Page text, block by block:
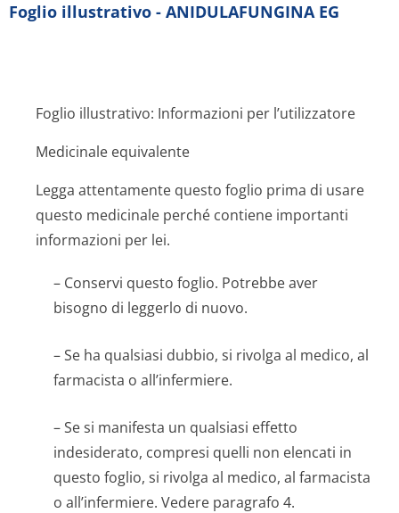
Foglio illustrativo - ANIDULAFUNGINA EG
Foglio illustrativo: Informazioni per l’utilizzatore
Medicinale equivalente
Legga attentamente questo foglio prima di usare
questo medicinale perché contiene importanti
informazioni per lei.
– Conservi questo foglio. Potrebbe aver
bisogno di leggerlo di nuovo.
– Se ha qualsiasi dubbio, si rivolga al medico, al
farmacista o all’infermiere.
– Se si manifesta un qualsiasi effetto
indesiderato, compresi quelli non elencati in
questo foglio, si rivolga al medico, al farmacista
o all’infermiere. Vedere paragrafo 4.